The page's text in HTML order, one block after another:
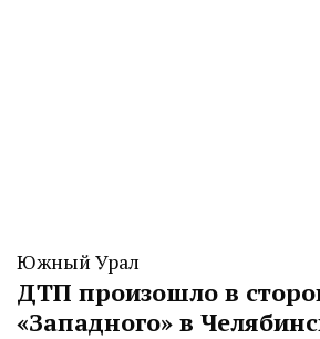
Южный Урал
ДТП произошло в
«Западного» в